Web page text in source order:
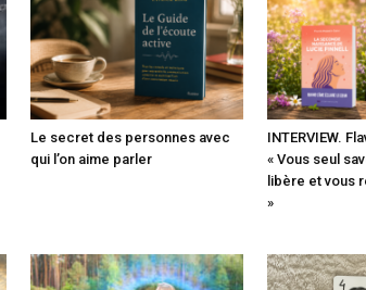
Le secret des personnes avec
qui l’on aime parler
INTERVIEW.
« Vous seul
libère et vous
»